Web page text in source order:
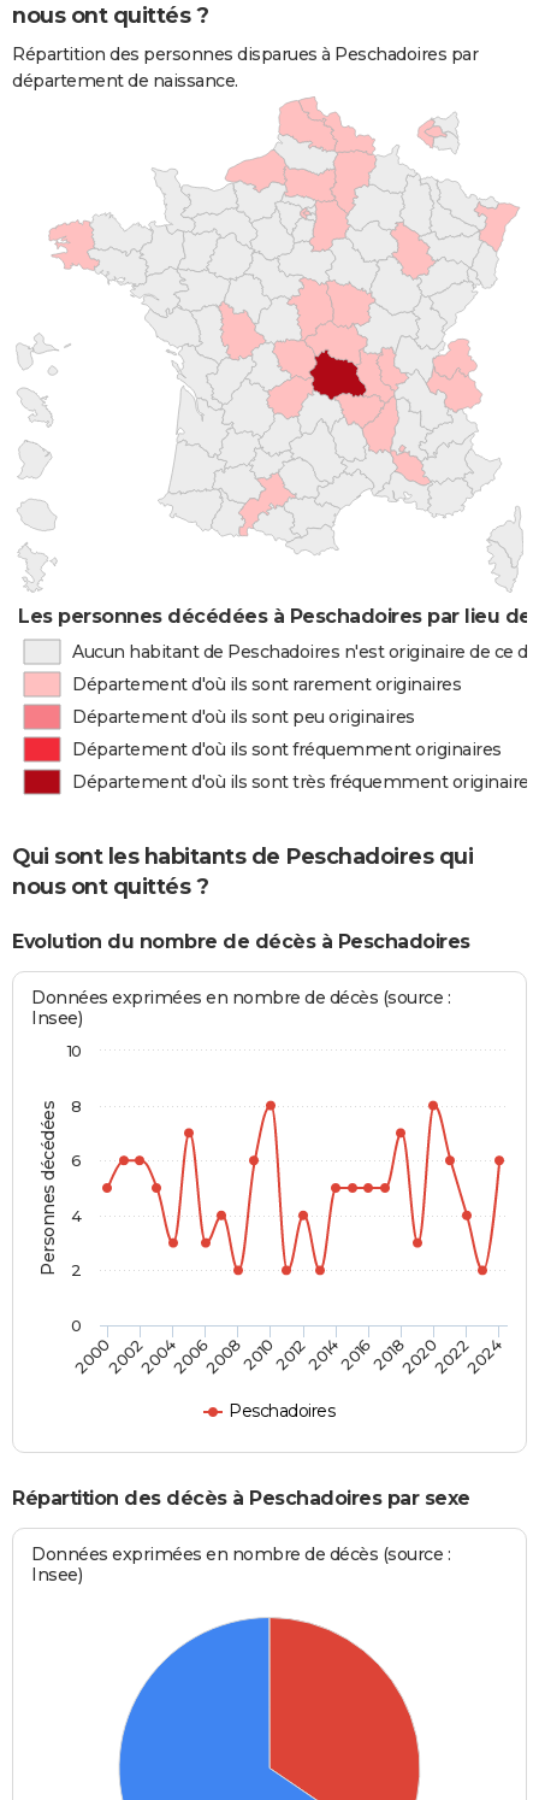
nous ont quittés ?
Répartition des personnes disparues à Peschadoires par
département de naissance.
Les personnes décédées à Peschadoires par lieu de
Aucun habitant de Peschadoires n'est originaire de ce
Département d'où ils sont rarement originaires
Département d'où ils sont peu originaires
Département d'où ils sont fréquemment originaires
Département d'où ils sont très fréquemment originaires
Qui sont les habitants de Peschadoires qui
nous ont quittés ?
Evolution du nombre de décès à Peschadoires
Personnes décédées
Données exprimées en nombre de décès (source :
Insee)
Peschadoires
2000200220042006200820102012201420162018202020222024
0
2
4
6
8
10
Répartition des décès à Peschadoires par sexe
Données exprimées en nombre de décès (source :
Insee)